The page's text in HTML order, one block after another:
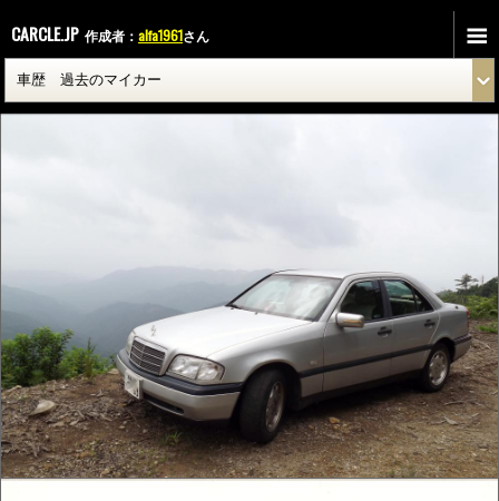
CARCLE.JP 作成者： alfa1961さん